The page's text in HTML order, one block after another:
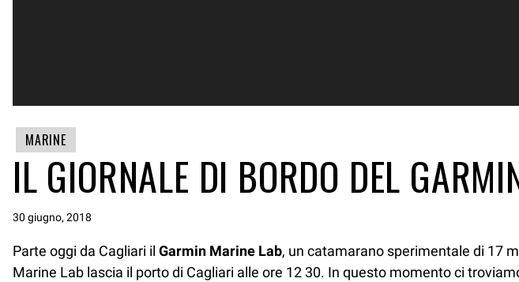
MARINE
IL GIORNALE DI BORDO DEL
30 giugno, 2018
Parte oggi da Cagliari il Garmin Marine Lab, un catamarano sperimentale di 17
Marine Lab lascia il porto di Cagliari alle ore 12 30. In questo momento ci